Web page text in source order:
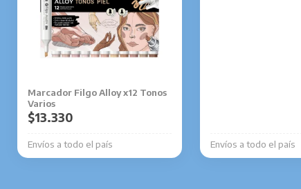
Marcador Filgo Alloy x12 Tonos
Varios
Envíos a todo el país
$13.330
variantes.
opciones
elegir
en
página
Envíos a todo el país